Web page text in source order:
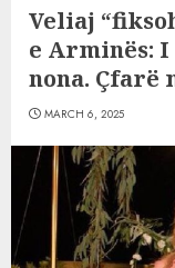
Veliaj
e Arminës:
nona. Çfarë
MARCH 6, 2025